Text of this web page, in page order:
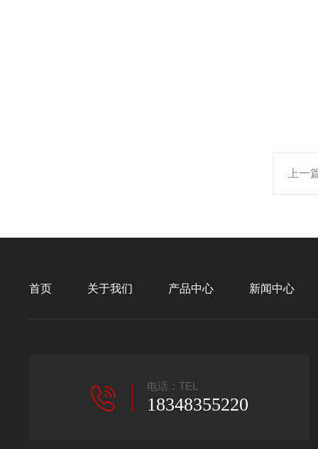
上一
首页 关于我们 产品中心 新闻中心
电话：TEL
18348355220